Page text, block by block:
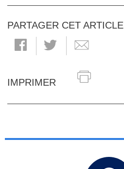
PARTAGER CET ARTICLE
IMPRIMER